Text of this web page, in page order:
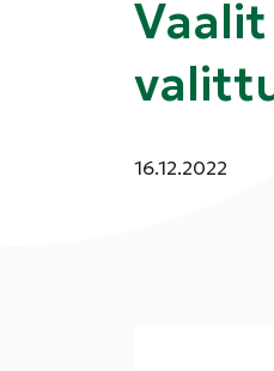
Julkaistu:
16.12.2022